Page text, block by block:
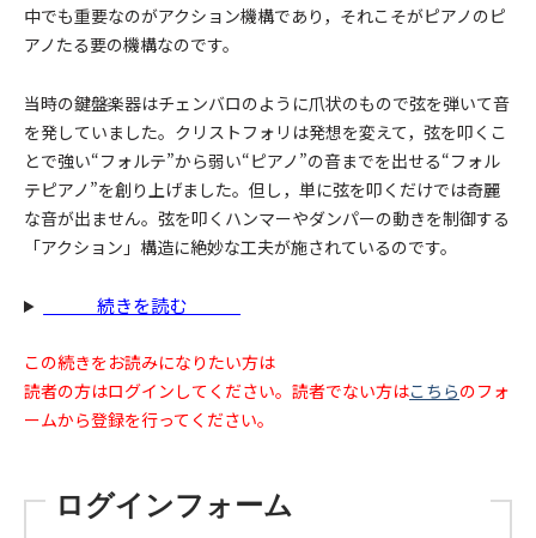
中でも重要なのがアクション機構であり，それこそがピアノのピ
アノたる要の機構なのです。
当時の鍵盤楽器はチェンバロのように爪状のもので弦を弾いて音
を発していました。クリストフォリは発想を変えて，弦を叩くこ
とで強い“フォルテ”から弱い“ピアノ”の音までを出せる“フォル
テピアノ”を創り上げました。但し，単に弦を叩くだけでは奇麗
な音が出ません。弦を叩くハンマーやダンパーの動きを制御する
「アクション」構造に絶妙な工夫が施されているのです。
続きを読む
この続きをお読みになりたい方は
読者の方はログインしてください。読者でない方はこちらのフォ
ームから登録を行ってください。
ログインフォーム